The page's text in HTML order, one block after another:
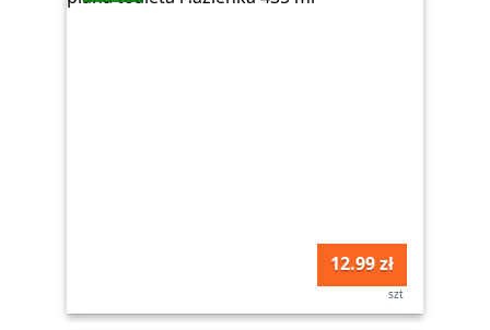
12.99 zł
szt